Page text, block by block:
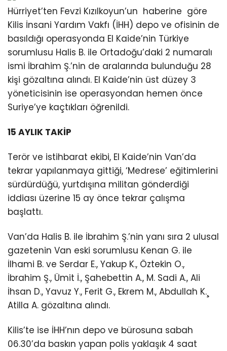
Hürriyet’ten Fevzi Kızılkoyun’un haberine göre
Kilis İnsani Yardım Vakfı (İHH) depo ve ofisinin de
basıldığı operasyonda El Kaide’nin Türkiye
sorumlusu Halis B. ile Ortadoğu’daki 2 numaralı
ismi İbrahim Ş.’nin de aralarında bulunduğu 28
kişi gözaltına alındı. El Kaide’nin üst düzey 3
yöneticisinin ise operasyondan hemen önce
Suriye’ye kaçtıkları öğrenildi.
15 AYLIK TAKİP
Terör ve istihbarat ekibi, El Kaide’nin Van’da
tekrar yapılanmaya gittiği, ‘Medrese’ eğitimlerini
sürdürdüğü, yurtdışına militan gönderdiği
iddiası üzerine 15 ay önce tekrar çalışma
başlattı.
Van’da Halis B. ile İbrahim Ş.’nin yanı sıra 2 ulusal
gazetenin Van eski sorumlusu Kenan G. ile
İlhami B. ve Serdar E., Yakup K., Öztekin O.,
İbrahim Ş., Ümit İ., Şahebettin A., M. Sadi A., Ali
İhsan D., Yavuz Y., Ferit G., Ekrem M., Abdullah K.¸
Atilla A. gözaltına alındı.
Kilis’te ise İHH’nın depo ve bürosuna sabah
06.30’da baskın yapan polis yaklaşık 4 saat